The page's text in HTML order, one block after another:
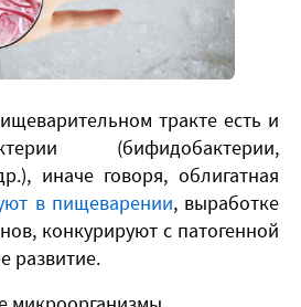
тракте есть и
(бифидобактерии,
иначе говоря, облигатная
в пищеварении, выработке
конкурируют с патогенной
развитие.